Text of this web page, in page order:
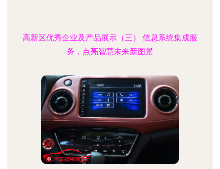
高新区优秀企业及产品展示（三） 信息系统集成服
务，点亮智慧未来新图景